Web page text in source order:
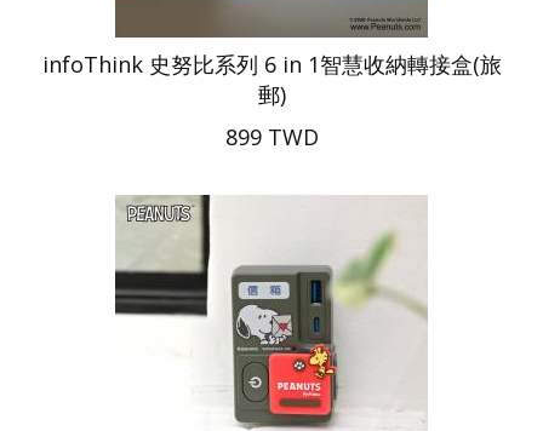
infoThink 史努比系列 6 in 1智慧收納轉接盒(旅
郵)
899 TWD